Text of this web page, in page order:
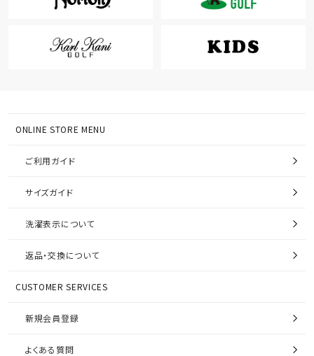
ONLINE STORE MENU
ご利用ガイド
サイズガイド
洗濯表示について
返品・交換について
CUSTOMER SERVICES
新規会員登録
よくある質問